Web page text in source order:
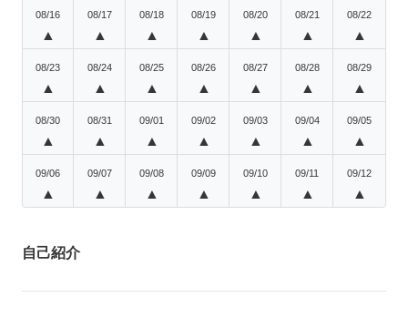
08/16
▲
08/17
▲
08/18
▲
08/19
▲
08/20
▲
08/21
▲
08/22
▲
08/23
▲
08/24
▲
08/25
▲
08/26
▲
08/27
▲
08/28
▲
08/29
▲
08/30
▲
08/31
▲
09/01
▲
09/02
▲
09/03
▲
09/04
▲
09/05
▲
09/06
▲
09/07
▲
09/08
▲
09/09
▲
09/10
▲
09/11
▲
09/12
▲
自己紹介